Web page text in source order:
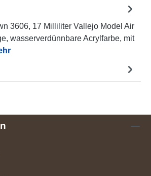
3606, 17 Milliliter Vallejo Model Air
wasserverdünnbare Acrylfarbe, mit